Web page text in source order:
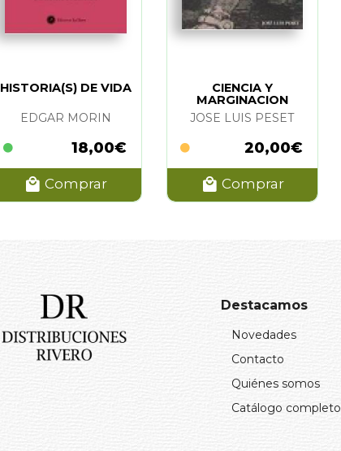
HISTORIA(S) DE VIDA
EDGAR MORIN
18,00€
Comprar
CIENCIA Y
MARGINACION
JOSE LUIS PESET
20,00€
Comprar
Destacamos
Novedades
Contacto
Quiénes somos
Catálogo completo